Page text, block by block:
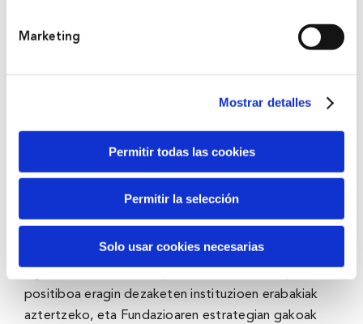
Marketing
Mostrar detalles
Permitir todas las cookies
Permitir la selección
Solo usar cookies necesarias
betekizun guztiak beteaz. Atzera begira, esan
dezakegu hamar urte hauek etengabeko ikasketa-
gure iparra argi izan dugu: Bizkaiko lurraldearen eta
bertako pertsona guztien ongizatea.”
Bertigoa sentitzeko mahai-ingurua
Dokumentalaren aurkezpena ixteko, BBKk mahai-
positiboa eragin dezaketen instituzioen erabakiak
aztertzeko, eta Fundazioaren estrategian gakoak